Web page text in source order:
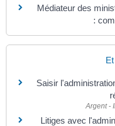
Médiateur des
:
Saisir
Argent -
Litiges avec